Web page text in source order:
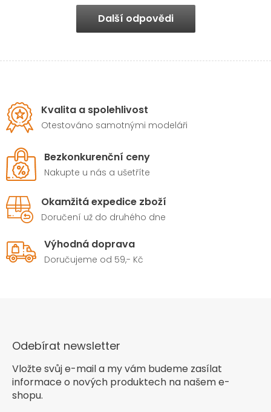
Další odpovědi
Kvalita a spolehlivost
Otestováno samotnými modeláři
Bezkonkurenční ceny
Nakupte u nás a ušetříte
Okamžitá expedice zboží
Doručení už do druhého dne
Výhodná doprava
Doručujeme od 59,- Kč
Odebírat newsletter
Vložte svůj e-mail a my vám budeme zasílat
informace o nových produktech na našem e-
shopu.